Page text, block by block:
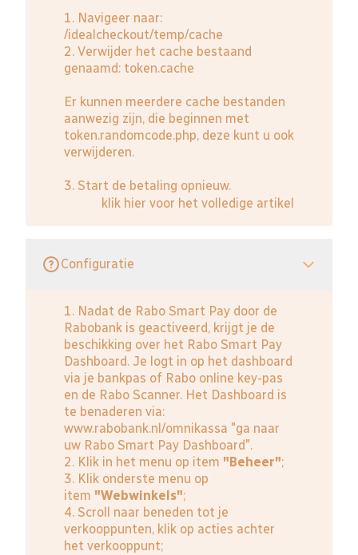
1. Navigeer naar:
/idealcheckout/temp/cache
2. Verwijder het cache bestaand
genaamd: token.cache
Er kunnen meerdere cache bestanden
aanwezig zijn, die beginnen met
token.randomcode.php, deze kunt u ook
verwijderen.
3. Start de betaling opnieuw.
klik hier voor het volledige artikel
Configuratie
1. Nadat de Rabo Smart Pay door de
Rabobank is geactiveerd, krijgt je de
beschikking over het Rabo Smart Pay
Dashboard. Je logt in op het dashboard
via je bankpas of Rabo online key-pas
en de Rabo Scanner. Het Dashboard is
te benaderen via:
www.rabobank.nl/omnikassa "ga naar
uw Rabo Smart Pay Dashboard".
2. Klik in het menu op item "Beheer";
3. Klik onderste menu op
item "Webwinkels";
4. Scroll naar beneden tot je
verkooppunten, klik op acties achter
het verkooppunt;